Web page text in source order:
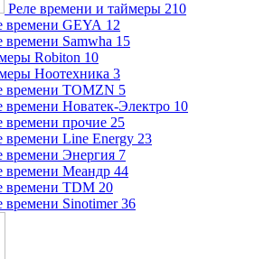
Реле времени и таймеры 210
времени GEYA 12
времени Samwha 15
Robiton 10
Ноотехника 3
времени TOMZN 5
времени Новатек-Электро 10
времени прочие 25
времени Line Energy 23
времени Энергия 7
времени Меандр 44
времени TDM 20
времени Sinotimer 36